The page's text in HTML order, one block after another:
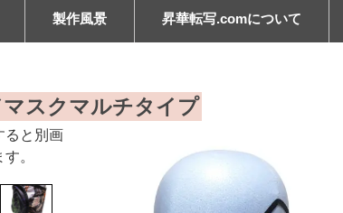
製作風景 昇華転写.comについて
スクマルチタイプ
ると別画
。